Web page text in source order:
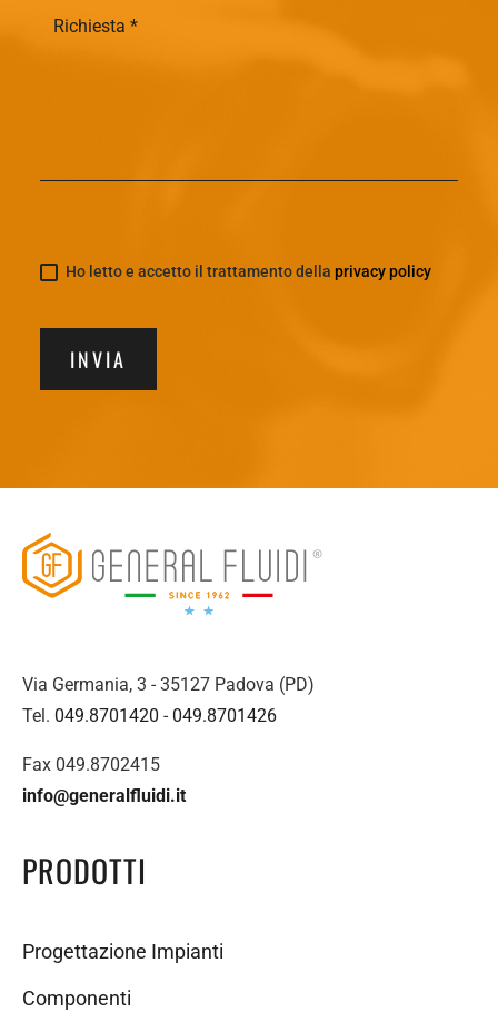
Ho letto e accetto il trattamento della privacy policy
INVIA
Via Germania, 3 - 35127 Padova (PD)
Tel. 049.8701420 - 049.8701426
Fax 049.8702415
info@generalfluidi.it
PRODOTTI
Progettazione Impianti
Componenti